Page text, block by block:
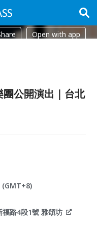
Open with app
團公開演出｜台北
(GMT+8)
路4段1號 雅頌坊